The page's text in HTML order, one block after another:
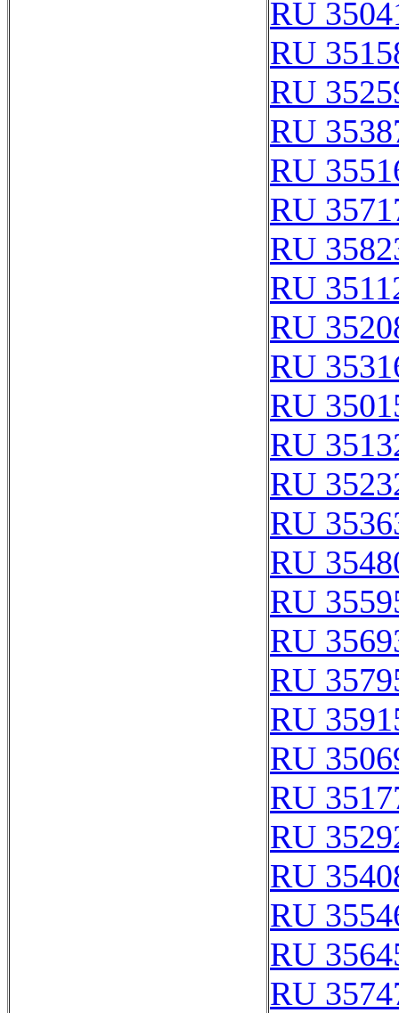
RU
RU
RU
RU
RU
RU
RU
RU
RU
RU
RU
RU
RU
RU
RU
RU
RU
RU
RU
RU
RU
RU
RU
RU
RU
RU